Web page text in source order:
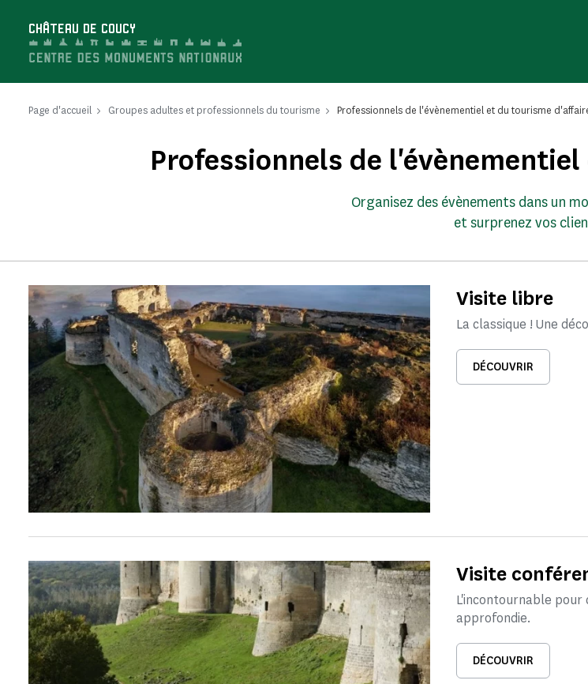
CHÂTEAU DE COUCY
Page d'accueil Groupes adultes et professionnels du tourisme Professionnels de l'évènementiel et du tourisme
Professionnels de
Organisez des évènements dans un
et surprenez vos
Visite libre
La classique ! Une
DÉCOUVRIR
Visite
L'incontournable pour
approfondie.
DÉCOUVRIR